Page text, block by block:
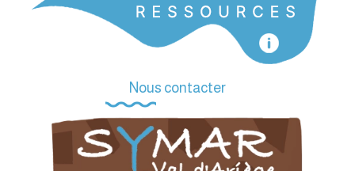
Nous contacter